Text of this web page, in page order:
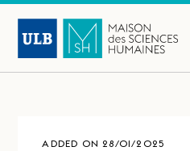
ADDED ON 28/01/2025